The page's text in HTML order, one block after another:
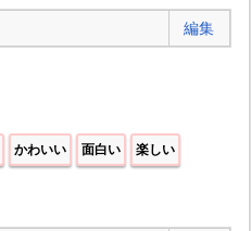
編集
かわいい 面白い 楽しい